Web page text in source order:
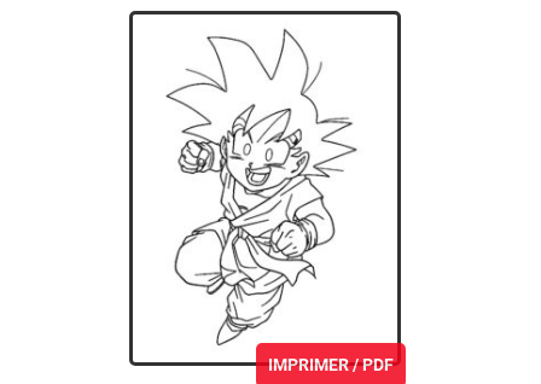
IMPRIMER / PDF